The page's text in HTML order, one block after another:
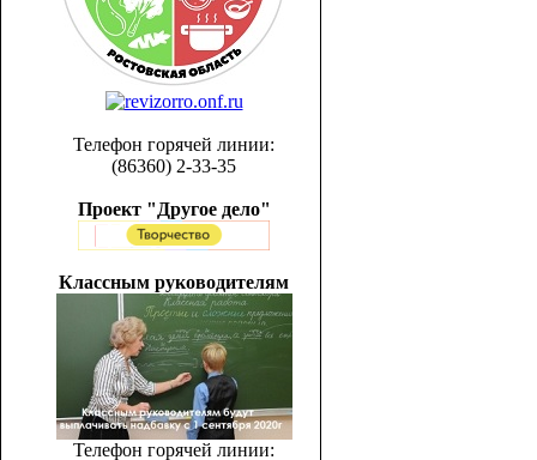
Телефон горячей линии:
(86360) 2-33-35
Проект "Другое дело"
Классным руководителям
Телефон горячей линии: